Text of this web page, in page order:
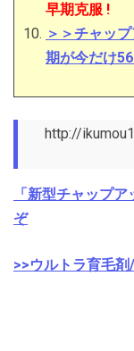
早期克服 !
＞＞チャッ
期が今だけ
http://
「新型チャップ
ぞ
>>ウルトラ育毛